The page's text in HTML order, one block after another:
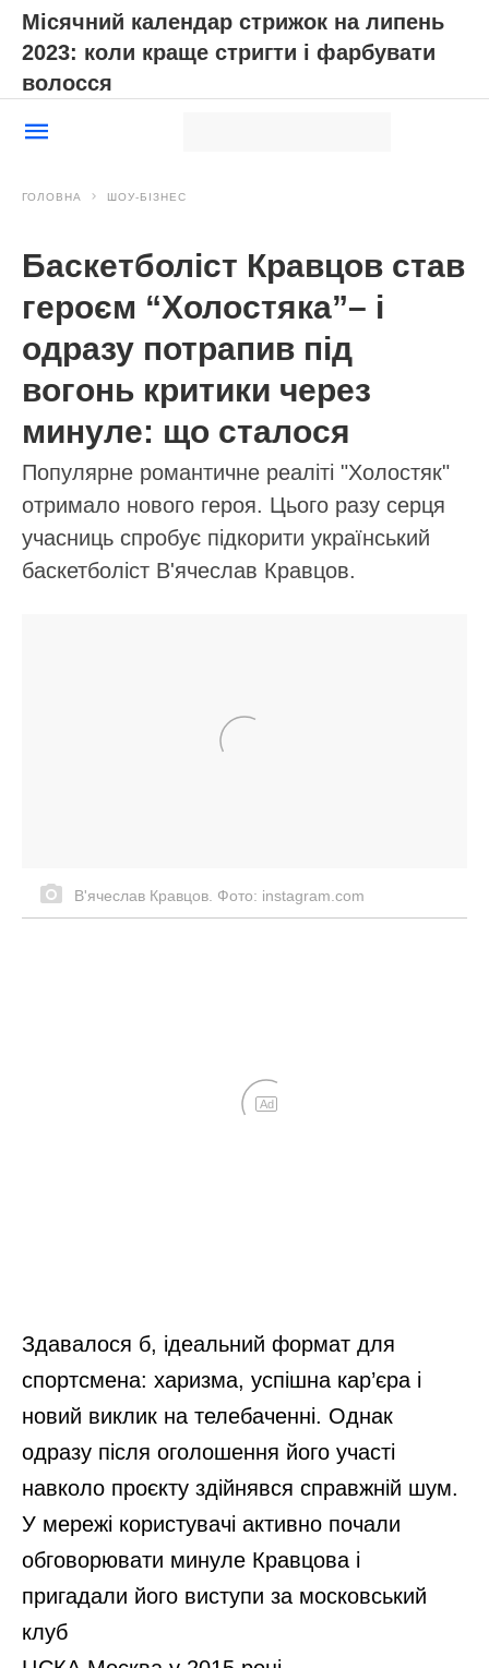
Місячний календар стрижок на липень
2023: коли краще стригти і фарбувати
волосся